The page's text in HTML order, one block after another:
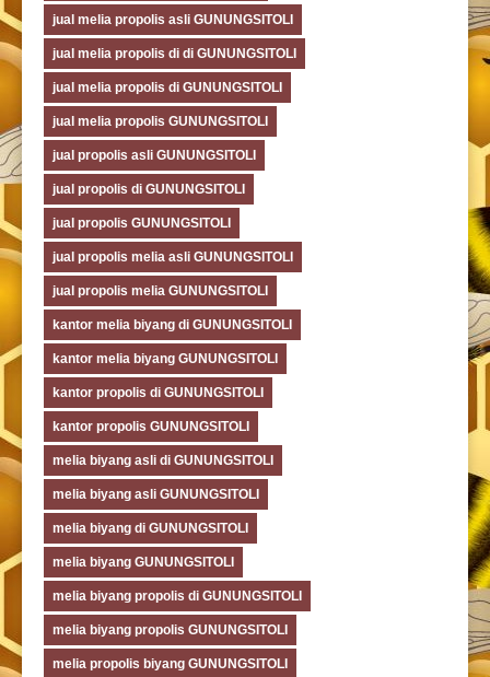
jual melia propolis asli GUNUNGSITOLI
jual melia propolis di di GUNUNGSITOLI
jual melia propolis di GUNUNGSITOLI
jual melia propolis GUNUNGSITOLI
jual propolis asli GUNUNGSITOLI
jual propolis di GUNUNGSITOLI
jual propolis GUNUNGSITOLI
jual propolis melia asli GUNUNGSITOLI
jual propolis melia GUNUNGSITOLI
kantor melia biyang di GUNUNGSITOLI
kantor melia biyang GUNUNGSITOLI
kantor propolis di GUNUNGSITOLI
kantor propolis GUNUNGSITOLI
melia biyang asli di GUNUNGSITOLI
melia biyang asli GUNUNGSITOLI
melia biyang di GUNUNGSITOLI
melia biyang GUNUNGSITOLI
melia biyang propolis di GUNUNGSITOLI
melia biyang propolis GUNUNGSITOLI
melia propolis biyang GUNUNGSITOLI